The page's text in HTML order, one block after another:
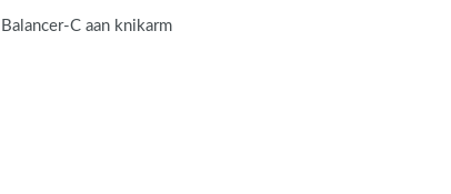
Balancer-C aan knikarm